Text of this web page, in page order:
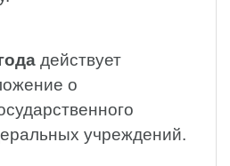
действует
о
учреждений.